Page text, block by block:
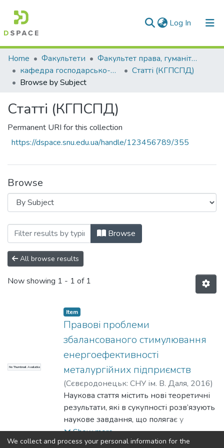
Log In (current)
Communities & Collections
All of DSpace
Home Факультети
Факультет права, гуманітарних і соціальних наук
кафедра господарсько-правових та суспільно-політичних дисциплін
Статті (КГПСПД)
Browse by Subject
Статті (КГПСПД)
Permanent URI for this collection
https://dspace.snu.edu.ua/handle/123456789/355
Browse
Browsing Статті (КГПСПД) by Subject
Browse
All browse results
Now showing 1 - 1 of 1
No Thumbnail Available
Item
Правові проблеми
збалансованого стимулювання
енергоефективності
металургійних підприємств
(Сєвєродонецьк: СНУ ім. В. Даля, 2016)
Терещенко, С. В.;Tereshchenko, Serhii
Наукова стаття містить нові теоретичні
результати, які в сукупності розв’язують
наукове завдання, що полягає у
розробці практичних шляхів
господарського забезпечення усунення
Show more
We collect and process your personal information for the